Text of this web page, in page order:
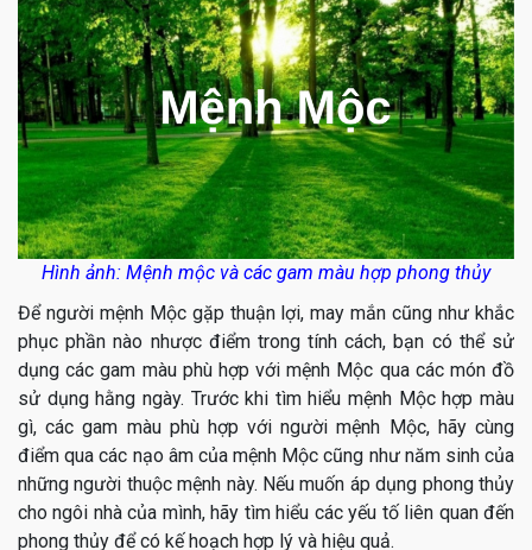
Hình ảnh: Mệnh mộc và các gam màu hợp phong thủy
Để người mệnh Mộc gặp thuận lợi, may mắn cũng như khắc
phục phần nào nhược điểm trong tính cách, bạn có thể sử
dụng các gam màu phù hợp với mệnh Mộc qua các món đồ
sử dụng hằng ngày. Trước khi tìm hiểu mệnh Mộc hợp màu
gì, các gam màu phù hợp với người mệnh Mộc, hãy cùng
điểm qua các nạo âm của mệnh Mộc cũng như năm sinh của
những người thuộc mệnh này. Nếu muốn áp dụng phong thủy
cho ngôi nhà của mình, hãy tìm hiểu các yếu tố liên quan đến
phong thủy để có kế hoạch hợp lý và hiệu quả.